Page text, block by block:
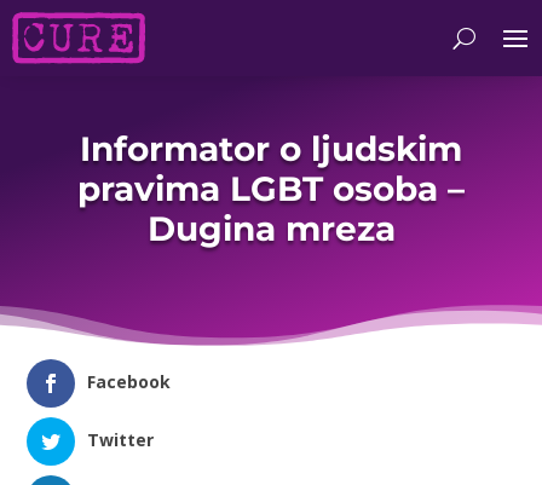
Informator o ljudskim
pravima LGBT osoba –
Dugina mreza
Facebook
Twitter